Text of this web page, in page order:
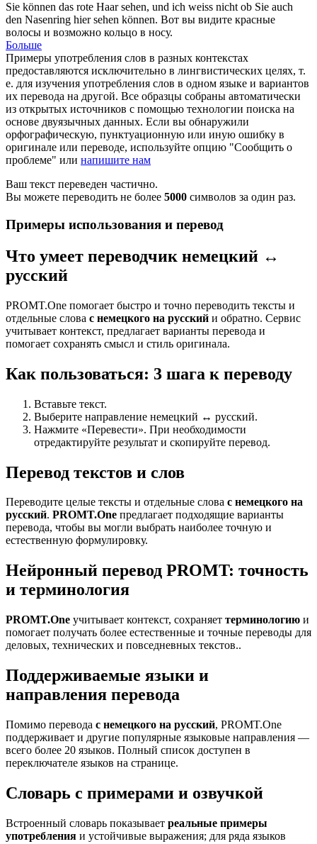
Sie können das rote Haar sehen, und ich weiss nicht ob Sie auch
den Nasenring hier sehen können. Вот вы видите красные
волосы и возможно кольцо в носу.
Больше
Примеры употребления слов в разных контекстах
предоставляются исключительно в лингвистических целях, т.
е. для изучения употребления слов в одном языке и вариантов
их перевода на другой. Все образцы собраны автоматически
из открытых источников с помощью технологии поиска на
основе двуязычных данных. Если вы обнаружили
орфографическую, пунктуационную или иную ошибку в
оригинале или переводе, используйте опцию "Сообщить о
проблеме" или напишите нам
Ваш текст переведен частично.
Вы можете переводить не более 5000 символов за один раз.
Примеры использования и перевод
Что умеет переводчик немецкий ↔
русский
PROMT.One помогает быстро и точно переводить тексты и
отдельные слова с немецкого на русский и обратно. Сервис
учитывает контекст, предлагает варианты перевода и
помогает сохранять смысл и стиль оригинала.
Как пользоваться: 3 шага к переводу
Вставьте текст.
Выберите направление немецкий ↔ русский.
Нажмите «Перевести». При необходимости
отредактируйте результат и скопируйте перевод.
Перевод текстов и слов
Переводите целые тексты и отдельные слова с немецкого на
русский. PROMT.One предлагает подходящие варианты
перевода, чтобы вы могли выбрать наиболее точную и
естественную формулировку.
Нейронный перевод PROMT: точность
и терминология
PROMT.One учитывает контекст, сохраняет терминологию и
помогает получать более естественные и точные переводы для
деловых, технических и повседневных текстов..
Поддерживаемые языки и
направления перевода
Помимо перевода с немецкого на русский, PROMT.One
поддерживает и другие популярные языковые направления —
всего более 20 языков. Полный список доступен в
переключателе языков на странице.
Словарь с примерами и озвучкой
Встроенный словарь показывает реальные примеры
употребления и устойчивые выражения; для ряда языков